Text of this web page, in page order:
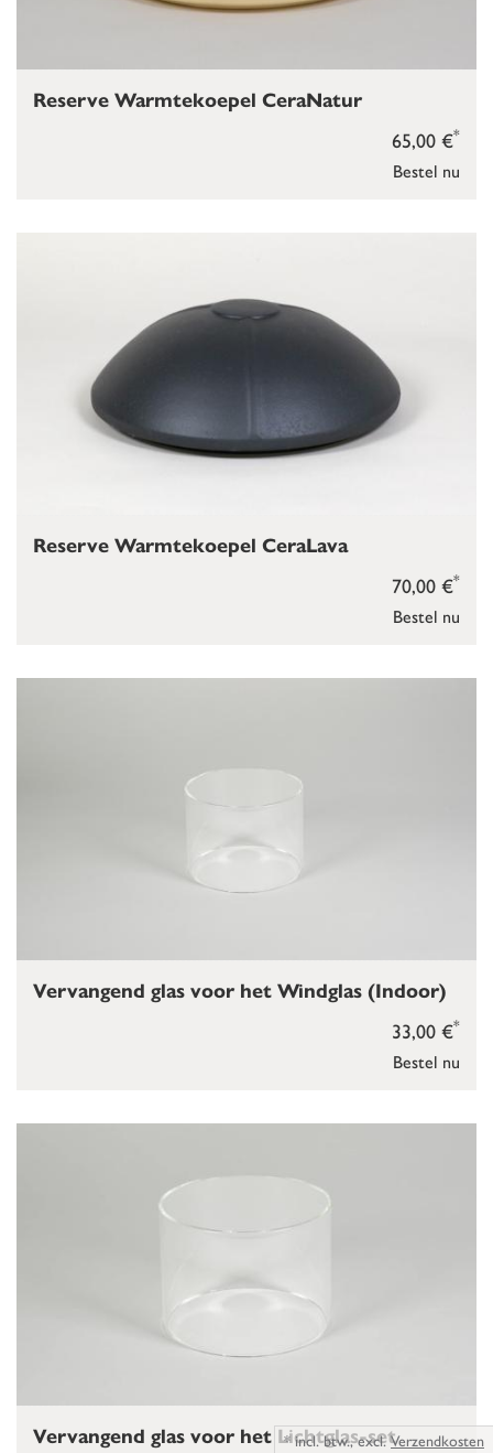
Bestel nu
65,00 €*
Reserve Warmtekoepel CeraNatur
Bestel nu
70,00 €*
Reserve Warmtekoepel CeraLava
Bestel nu
33,00 €*
Vervangend glas voor het Windglas (Indoor)
Vervangend glas voor het Lichtglas-set
*incl. btw.,excl.Verzendkosten